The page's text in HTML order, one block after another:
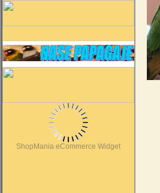
ShopMania eCommerce Widget